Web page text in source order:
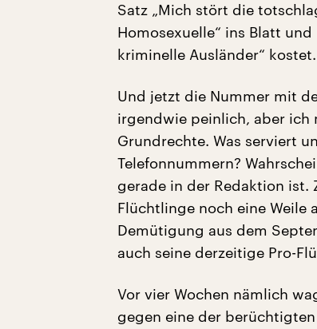
Satz „Mich stört die
Homosexuelle“ ins Blatt
kriminelle Ausländer“ kostet.
Und jetzt die Nummer mit
irgendwie peinlich, aber ich
Grundrechte. Was serviert
Telefonnummern?
gerade in der Redaktion ist.
Flüchtlinge noch eine Weile
Demütigung aus dem
auch seine derzeitige Pro-
Vor vier Wochen nämlich
gegen eine der